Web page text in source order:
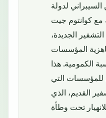
لدولة
مع كوانتوم جيت
الجديدة،
المؤسسات
الكمومية. هذا
للمؤسسات التي
القديم، الذي
تحت وطأة